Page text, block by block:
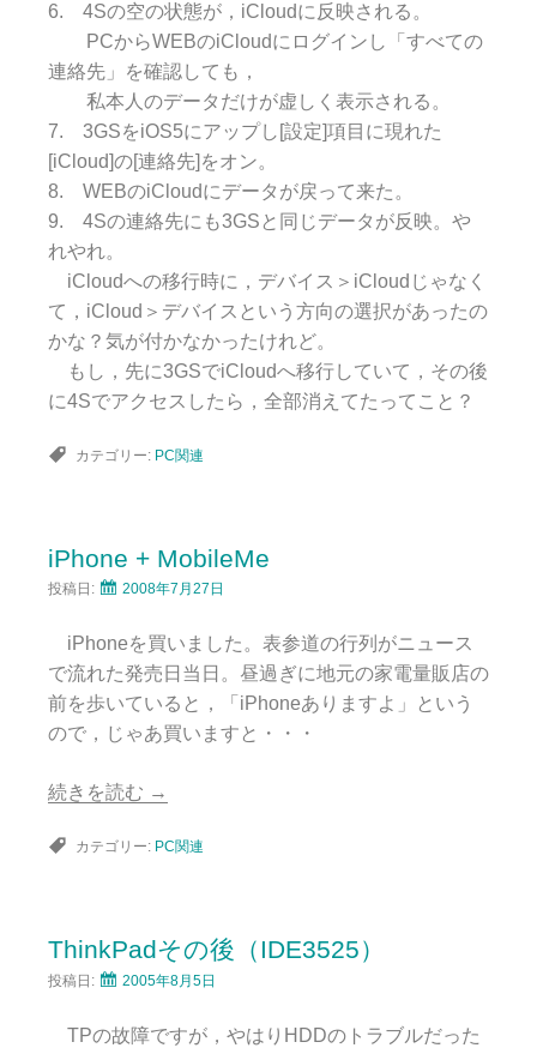
6. 4Sの空の状態が，iCloudに反映される。
PCからWEBのiCloudにログインし「すべての
連絡先」を確認しても，
私本人のデータだけが虚しく表示される。
7. 3GSをiOS5にアップし[設定]項目に現れた
[iCloud]の[連絡先]をオン。
8. WEBのiCloudにデータが戻って来た。
9. 4Sの連絡先にも3GSと同じデータが反映。や
れやれ。
iCloudへの移行時に，デバイス＞iCloudじゃなく
て，iCloud＞デバイスという方向の選択があったの
かな？気が付かなかったけれど。
もし，先に3GSでiCloudへ移行していて，その後
に4Sでアクセスしたら，全部消えてたってこと？
カテゴリー: PC関連
iPhone + MobileMe
投稿日: 2008年7月27日
iPhoneを買いました。表参道の行列がニュース
で流れた発売日当日。昼過ぎに地元の家電量販店の
前を歩いていると，「iPhoneありますよ」という
ので，じゃあ買いますと・・・
続きを読む →
カテゴリー: PC関連
ThinkPadその後（IDE3525）
投稿日: 2005年8月5日
TPの故障ですが，やはりHDDのトラブルだった